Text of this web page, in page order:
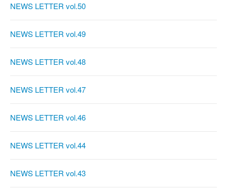
NEWS LETTER vol.50
NEWS LETTER vol.49
NEWS LETTER vol.48
NEWS LETTER vol.47
NEWS LETTER vol.46
NEWS LETTER vol.44
NEWS LETTER vol.43